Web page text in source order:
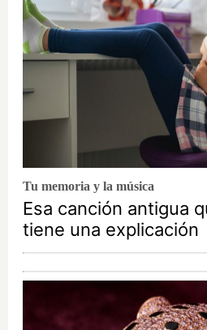
Tu memoria y la música
Esa canción antigua
tiene una explicación